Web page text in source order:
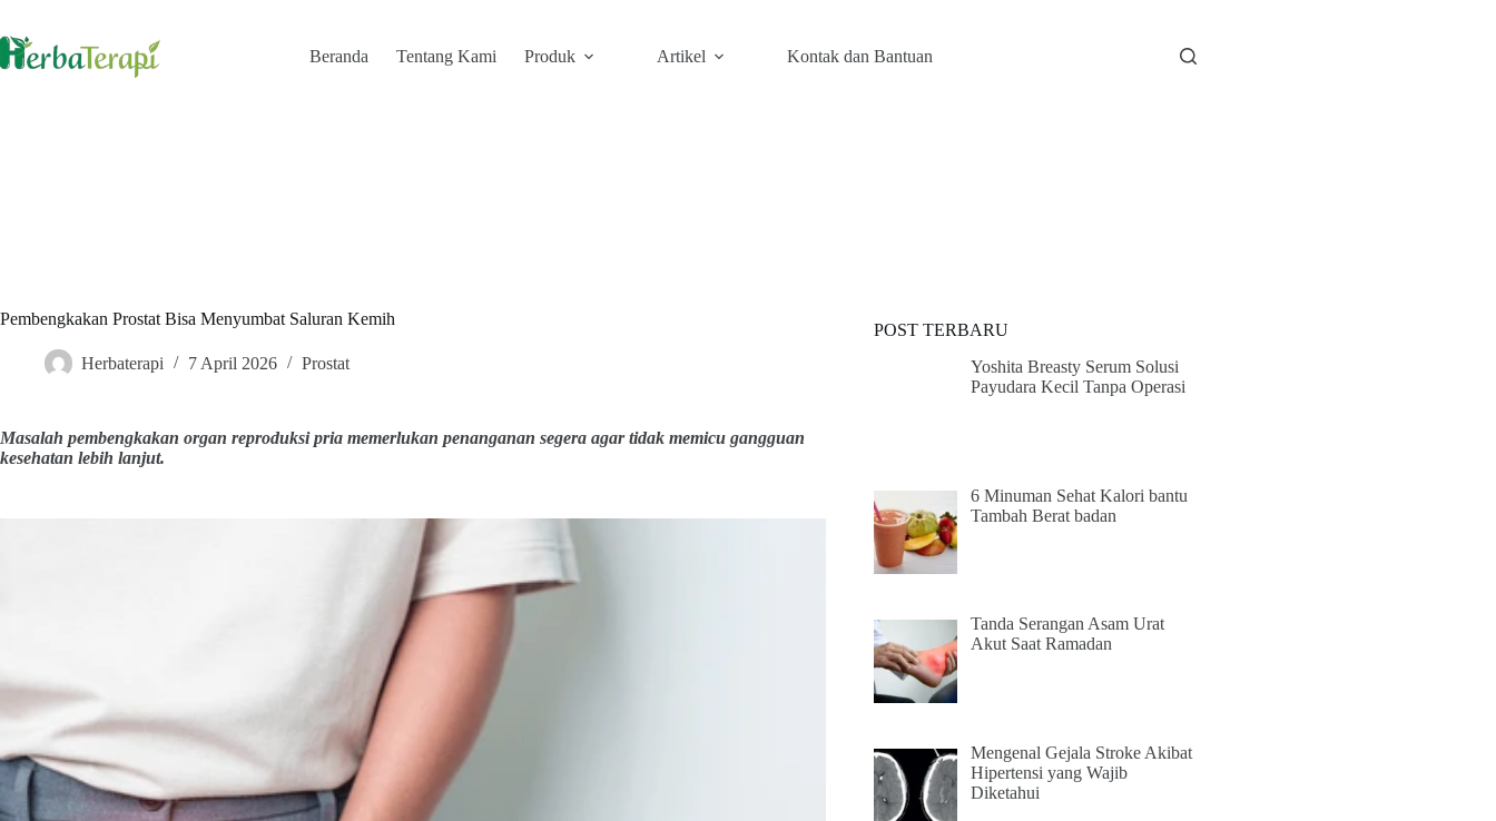
content
Beranda Tentang Kami Produk Artikel Kontak dan Bantuan
Pembengkakan Prostat Bisa Menyumbat Saluran Kemih
Herbaterapi 7 April 2026 Prostat
Masalah pembengkakan organ reproduksi pria memerlukan penanganan segera agar tidak memicu gangguan
kesehatan lebih lanjut.
POST TERBARU
Yoshita Breasty Serum Solusi
Payudara Kecil Tanpa Operasi
6 Minuman Sehat Kalori bantu
Tambah Berat badan
Tanda Serangan Asam Urat
Akut Saat Ramadan
Mengenal Gejala Stroke Akibat
Hipertensi yang Wajib
Diketahui